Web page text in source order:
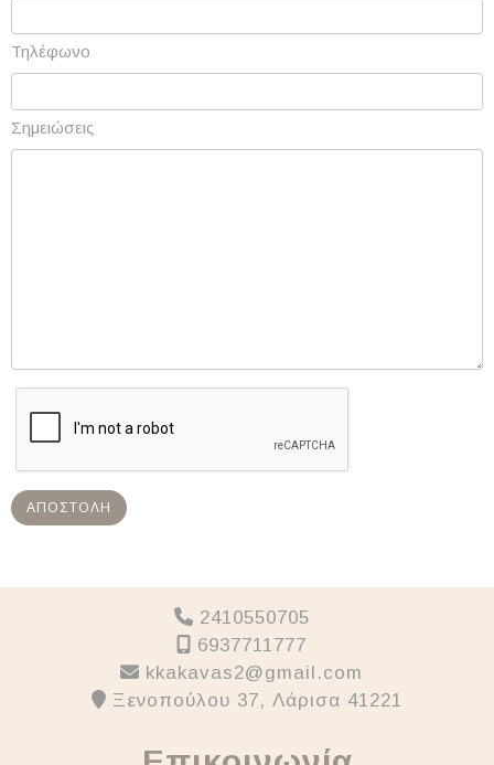
Τηλέφωνο
Σημειώσεις
ΑΠΟΣΤΟΛΉ
2410550705
6937711777
kkakavas2@gmail.com
Ξενοπούλου 37, Λάρισα 41221